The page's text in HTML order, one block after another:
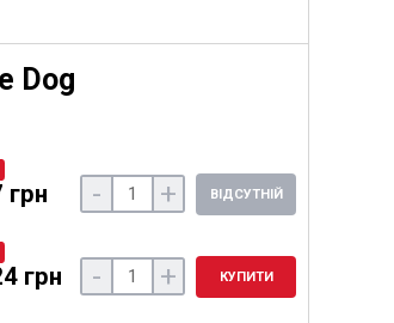
Dog
грн - + ВІДСУТНІЙ
грн - + КУПИТИ